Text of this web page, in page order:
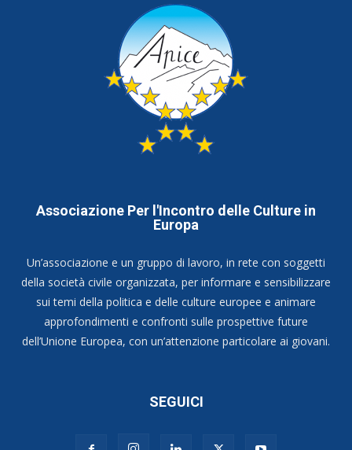
Associazione Per l'Incontro delle Culture in
Europa
Un’associazione e un gruppo di lavoro, in rete con soggetti
della società civile organizzata, per informare e sensibilizzare
sui temi della politica e delle culture europee e animare
approfondimenti e confronti sulle prospettive future
dell’Unione Europea, con un’attenzione particolare ai giovani.
SEGUICI